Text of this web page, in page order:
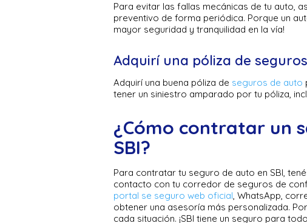
Para evitar las fallas mecánicas de tu auto,
preventivo de forma periódica. Porque un
mayor seguridad y tranquilidad en la vía!
Adquirí una póliza de
Adquirí una buena póliza de seguros de auto
tener un siniestro amparado por tu póliza,
¿Cómo contratar un
SBI?
Para contratar tu seguro de auto en SBI,
contacto con tu corredor de seguros de
portal se seguro web oficial, WhatsApp,
obtener una asesoría más personalizada.
cada situación. ¡SBI tiene un seguro para